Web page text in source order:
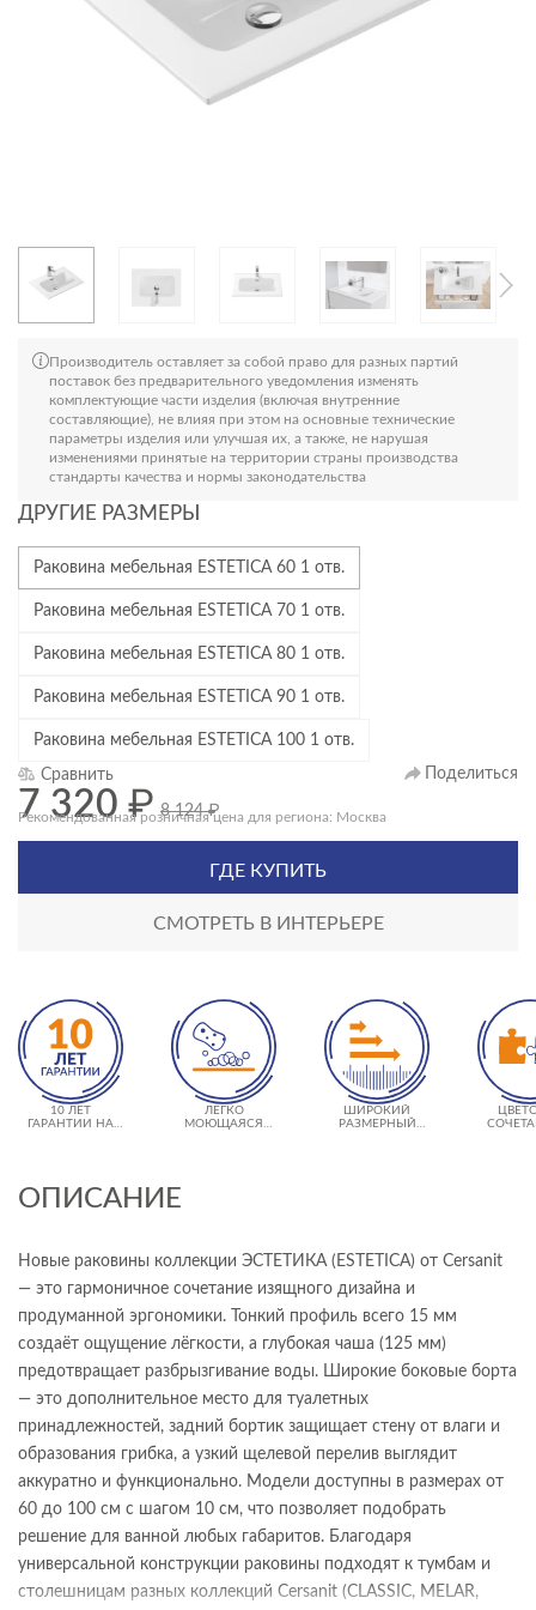
Производитель оставляет за собой право для разных партий
поставок без предварительного уведомления изменять
комплектующие части изделия (включая внутренние
составляющие), не влияя при этом на основные технические
параметры изделия или улучшая их, а также, не нарушая
изменениями принятые на территории страны производства
стандарты качества и нормы законодательства
ДРУГИЕ РАЗМЕРЫ
Раковина мебельная ESTETICA 60 1 отв.
Раковина мебельная ESTETICA 70 1 отв.
Раковина мебельная ESTETICA 80 1 отв.
Раковина мебельная ESTETICA 90 1 отв.
Раковина мебельная ESTETICA 100 1 отв.
Сравнить Поделиться
7 320₽ 8 124₽
Рекомендованная розничная цена для региона: Москва
ГДЕ КУПИТЬ
СМОТРЕТЬ В ИНТЕРЬЕРЕ
10 ЛЕТ
ГАРАНТИИ НА
ЛЕГКО
МОЮЩАЯСЯ
ШИРОКИЙ
РАЗМЕРНЫЙ
ОПИСАНИЕ
Новые раковины коллекции ЭСТЕТИКА (ESTETICA) от Cersanit
— это гармоничное сочетание изящного дизайна и
продуманной эргономики. Тонкий профиль всего 15 мм
создаёт ощущение лёгкости, а глубокая чаша (125 мм)
предотвращает разбрызгивание воды. Широкие боковые борта
— это дополнительное место для туалетных
принадлежностей, задний бортик защищает стену от влаги и
образования грибка, а узкий щелевой перелив выглядит
аккуратно и функционально. Модели доступны в размерах от
60 до 100 см с шагом 10 см, что позволяет подобрать
решение для ванной любых габаритов. Благодаря
универсальной конструкции раковины подходят к тумбам и
столешницам разных коллекций Cersanit (CLASSIC, MELAR,